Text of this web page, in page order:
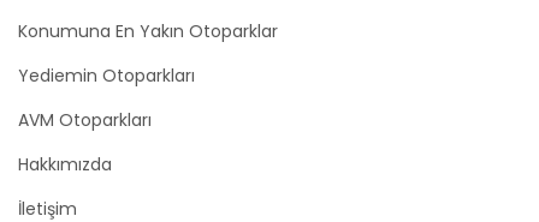
Konumuna En Yakın Otoparklar
Yediemin Otoparkları
AVM Otoparkları
Hakkımızda
İletişim